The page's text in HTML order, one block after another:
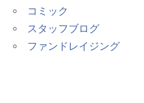
コミック
スタッフブログ
ファンドレイジング